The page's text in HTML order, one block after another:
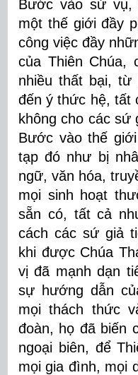
Bước vào sứ vụ,
một thế giới đầy
công việc đầy
của Thiên Chúa,
nhiều thất bại, từ
đến ý thức hệ, tất
không cho các sứ
Bước vào thế
tạp đó như bị
ngữ, văn hóa,
mọi sinh hoạt
sẵn có, tất cả
cách các sứ giả
khi được Chúa
vị đã mạnh dạn
sự hướng dẫn
mọi thách thức
đoàn, họ đã biến
ngoại biên, để
mọi gia đình, mọi